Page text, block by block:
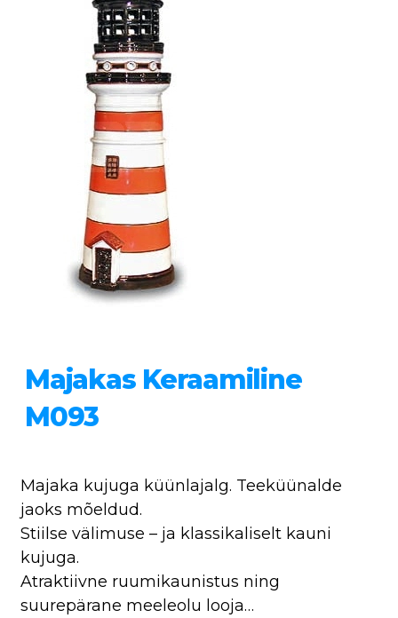
Majakas Keraamiline
M093
Majaka kujuga küünlajalg. Teeküünalde
jaoks mõeldud.
Stiilse välimuse – ja klassikaliselt kauni
kujuga.
Atraktiivne ruumikaunistus ning
suurepärane meeleolu looja…